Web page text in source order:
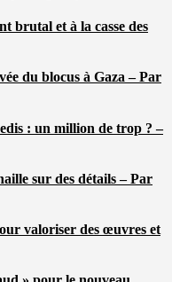
brutal et à la casse des
du blocus à Gaza – Par
: un million de trop ? –
sur des détails – Par
valoriser des œuvres et